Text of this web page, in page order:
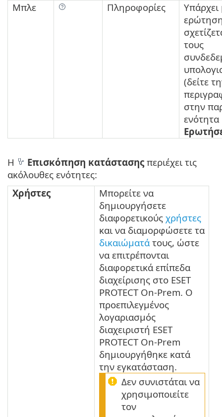
Μπλε
Πληροφορίες
Υπάρχει
τους
(δείτε
στην
ενότητα
Η Επισκόπηση κατάστασης περιέχει τις
ακόλουθες ενότητες:
Χρήστες
Μπορείτε να
δημιουργήσετε
διαφορετικούς χρήστες
και να διαμορφώσετε τα
δικαιώματά τους, ώστε
να επιτρέπονται
διαφορετικά επίπεδα
διαχείρισης στο ESET
PROTECT On-Prem. Ο
προεπιλεγμένος
λογαριασμός
διαχειριστή ESET
PROTECT On-Prem
δημιουργήθηκε κατά
την εγκατάσταση.
Δεν συνιστάται να
χρησιμοποιείτε
τον